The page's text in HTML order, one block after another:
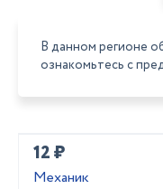
В данном регионе
ознакомьтесь с
12 ₽
Механик